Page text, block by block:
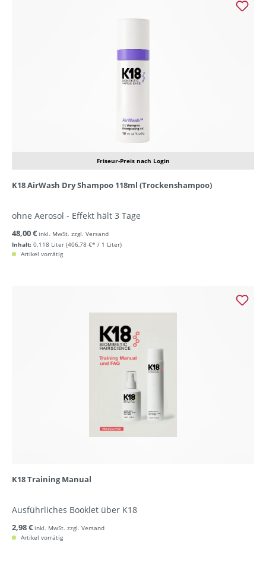
Friseur-Preis nach Login
K18 AirWash Dry Shampoo 118ml (Trockenshampoo)
ohne Aerosol - Effekt hält 3 Tage
Inhalt: 0.118 Liter (406,78 €* / 1 Liter)
48,00 € inkl. MwSt. zzgl. Versand
Artikel vorrätig
K18 Training Manual
Ausführliches Booklet über K18
2,98 € inkl. MwSt. zzgl. Versand
Artikel vorrätig